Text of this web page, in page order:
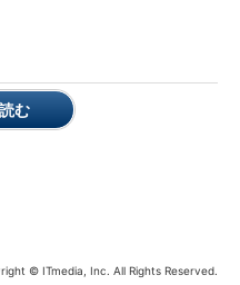
む
© ITmedia, Inc. All Rights Reserved.